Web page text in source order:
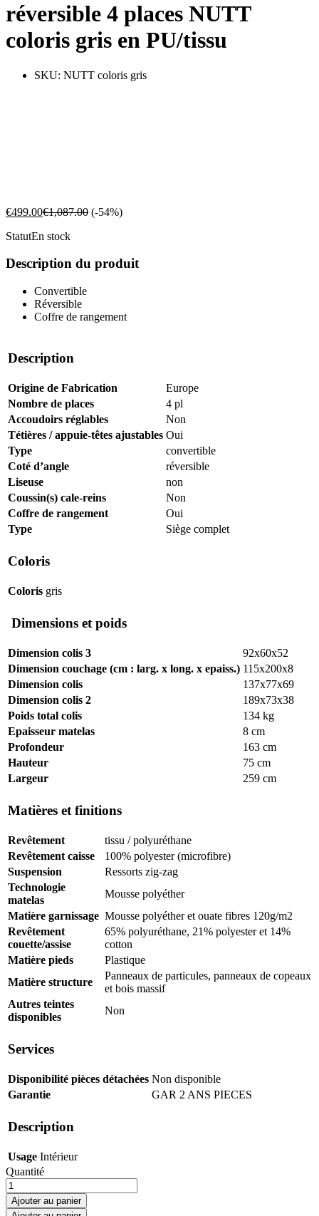
réversible 4 places NUTT
coloris gris en PU/tissu
SKU: NUTT coloris gris
€499.00€1,087.00 (-54%)
StatutEn stock
Description du produit
Convertible
Réversible
Coffre de rangement
Description
Origine de Fabrication
Europe
Nombre de places
4 pl
Accoudoirs réglables
Non
Tétières / appuie-têtes ajustables Oui
Type
convertible
Coté d’angle
réversible
Liseuse
non
Coussin(s) cale-reins
Non
Coffre de rangement
Oui
Type
Siège complet
Coloris
Coloris gris
Dimensions et poids
Dimension colis 3
92x60x52
Dimension couchage (cm : larg. x long. x epaiss.) 115x200x8
Dimension colis
137x77x69
Dimension colis 2
189x73x38
Poids total colis
134 kg
Epaisseur matelas
8 cm
Profondeur
163 cm
Hauteur
75 cm
Largeur
259 cm
Matières et finitions
Revêtement
tissu / polyuréthane
Revêtement caisse
100% polyester (microfibre)
Suspension
Ressorts zig-zag
Technologie
matelas
Mousse polyéther
Matière garnissage Mousse polyéther et ouate fibres 120g/m2
Revêtement
couette/assise
65% polyuréthane, 21% polyester et 14%
cotton
Matière pieds
Plastique
Matière structure
Panneaux de particules, panneaux de copeaux
et bois massif
Autres teintes
disponibles
Non
Services
Disponibilité pièces détachées Non disponible
Garantie
GAR 2 ANS PIECES
Description
Usage Intérieur
Canapé
d'angle
convertible
et
Quantité
Ajouter au panier